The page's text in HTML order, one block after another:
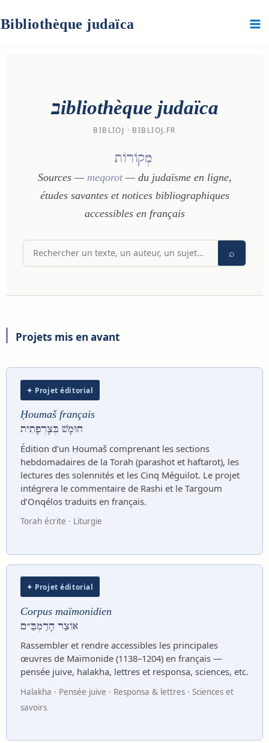
au
Bibliothèque judaïca
בibliothèque judaïca
BIBLIOJ · BIBLIOJ.FR
מְקוֹרוֹת
Sources — meqorot— du judaïsme en ligne,
études savantes et notices bibliographiques
accessibles en français
⌕
Projets mis en avant
✦ Projet éditorial
Ḥoumaš français
חוּמָשׁ בְּצָרְפָתִית
Édition d’un Ḥoumaš comprenant les sections
hebdomadaires de la Torah (parashot et haftarot), les
lectures des solennités et les Cinq Méguilot. Le projet
intégrera le commentaire de Rashi et le Targoum
d’Onqélos traduits en français.
Torah écrite · Liturgie
✦ Projet éditorial
Corpus maïmonidien
אוֹצַר הָרַמְבַּ״ם
Rassembler et rendre accessibles les principales
œuvres de Maïmonide (1138–1204) en français —
pensée juive, halakha, lettres et responsa, sciences, etc.
Halakha · Pensée juive · Responsa & lettres · Sciences et
savoirs